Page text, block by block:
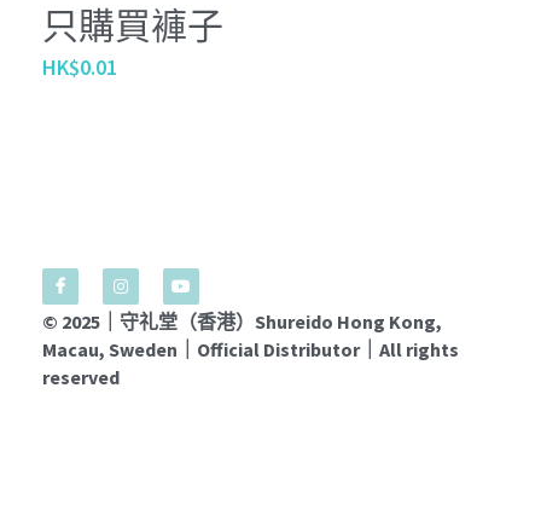
只購買褲子
HK$0.01
© 2025｜守礼堂（香港）Shureido Hong Kong,
Macau, Sweden｜Official Distributor｜All rights
reserved